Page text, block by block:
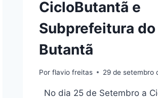
CicloButantã e
Subprefeitura do
Butantã
Por flavio freitas 29 de setembro
No dia 25 de Setembro a